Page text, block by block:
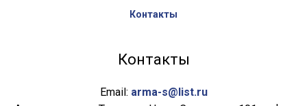
Контакты
Контакты
Email: arma-s@list.ru